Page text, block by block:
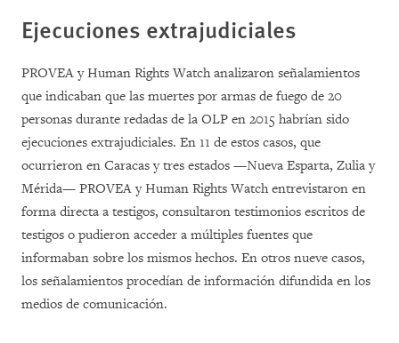
Ejecuciones extrajudiciales
PROVEA y Human Rights Watch analizaron señalamientos
que indicaban que las muertes por armas de fuego de 20
personas durante redadas de la OLP en 2015 habrían sido
ejecuciones extrajudiciales. En 11 de estos casos, que
ocurrieron en Caracas y tres estados —Nueva Esparta, Zulia y
Mérida— PROVEA y Human Rights Watch entrevistaron en
forma directa a testigos, consultaron testimonios escritos de
testigos o pudieron acceder a múltiples fuentes que
informaban sobre los mismos hechos. En otros nueve casos,
los señalamientos procedían de información difundida en los
medios de comunicación.